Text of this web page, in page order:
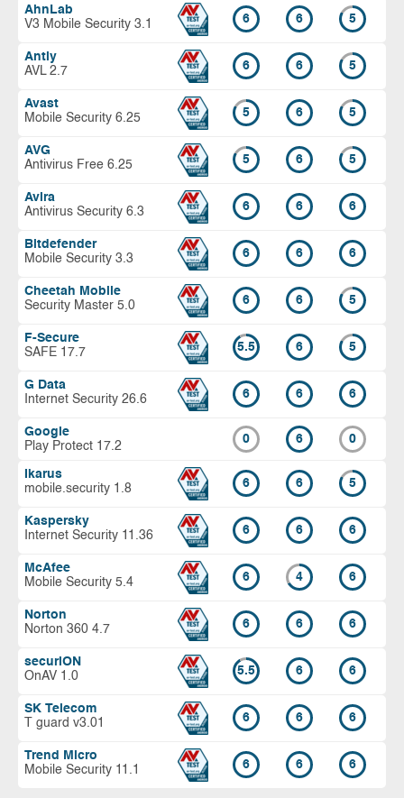
AhnLab
V3 Mobile Security 3.1
6 6 5
Antiy
AVL 2.7
6 6 5
Avast
Mobile Security 6.25
5 6 5
AVG
Antivirus Free 6.25
5 6 5
Avira
Antivirus Security 6.3
6 6 6
Bitdefender
Mobile Security 3.3
6 6 6
Cheetah Mobile
Security Master 5.0
6 6 5
F-Secure
SAFE 17.7
5.5 6 5
G Data
Internet Security 26.6
6 6 6
Google
Play Protect 17.2
0 6 0
Ikarus
mobile.security 1.8
6 6 5
Kaspersky
Internet Security 11.36
6 6 6
McAfee
Mobile Security 5.4
6 4 6
Norton
Norton 360 4.7
6 6 6
securiON
OnAV 1.0
5.5 6 6
SK Telecom
T guard v3.01
6 6 6
Trend Micro
Mobile Security 11.1
6 6 6